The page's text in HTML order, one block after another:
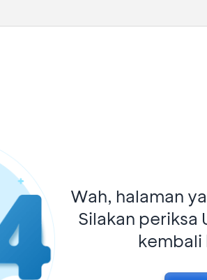
Wah, halaman
Silakan periksa
kembali